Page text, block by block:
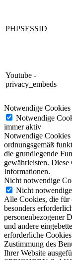
PHPSESSID
Youtube -
privacy_embeds
Notwendige Cookies
Notwendige
immer aktiv
Notwendige
ordnungsgemäß
die grundlegende
gewährleisten.
Informationen.
Nicht notwendige
Nicht
Alle Cookies, die für
besonders
personenbezogener
und andere
erforderliche
Zustimmung des
Ihrer Website